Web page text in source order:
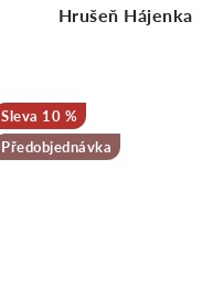
Hrušeň Hájenka
10 %
Předobjednávka